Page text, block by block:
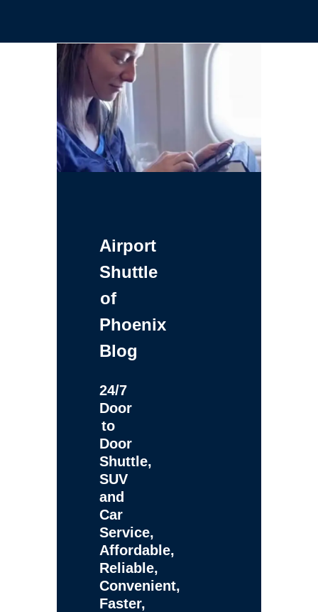
Airport
Shuttle
of
Phoenix
Blog
24/7
Door
to
Door
Shuttle,
SUV
and
Car
Service,
Affordable,
Reliable,
Convenient,
Faster,